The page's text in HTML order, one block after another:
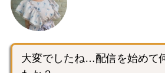
大変でしたね…配信を始めて